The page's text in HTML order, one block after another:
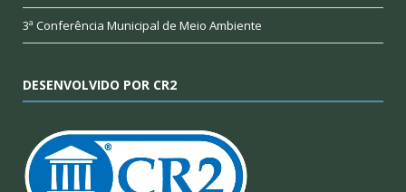
3ª Conferência Municipal de Meio Ambiente
DESENVOLVIDO POR CR2